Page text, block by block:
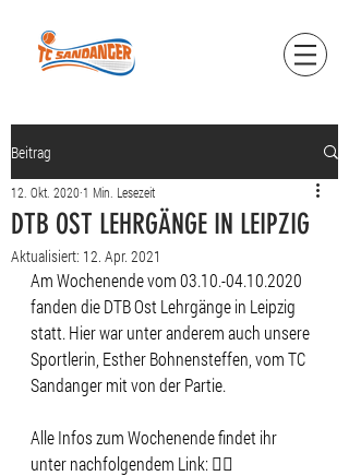
Beitrag
DTB OST LEHRGÄNGE IN LEIPZIG
12. Okt. 2020 1 Min. Lesezeit
Aktualisiert: 12. Apr. 2021
Am Wochenende vom 03.10.-04.10.2020
fanden die DTB Ost Lehrgänge in Leipzig
statt. Hier war unter anderem auch unsere
Sportlerin, Esther Bohnensteffen, vom TC
Sandanger mit von der Partie.
Alle Infos zum Wochenende findet ihr
unter nachfolgendem Link: 👉🏻